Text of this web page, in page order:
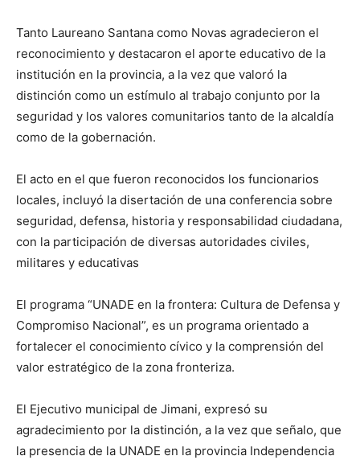
Tanto Laureano Santana como Novas agradecieron el
reconocimiento y destacaron el aporte educativo de la
institución en la provincia, a la vez que valoró la
distinción como un estímulo al trabajo conjunto por la
seguridad y los valores comunitarios tanto de la alcaldía
como de la gobernación.
El acto en el que fueron reconocidos los funcionarios
locales, incluyó la disertación de una conferencia sobre
seguridad, defensa, historia y responsabilidad ciudadana,
con la participación de diversas autoridades civiles,
militares y educativas
El programa “UNADE en la frontera: Cultura de Defensa y
Compromiso Nacional”, es un programa orientado a
fortalecer el conocimiento cívico y la comprensión del
valor estratégico de la zona fronteriza.
El Ejecutivo municipal de Jimani, expresó su
agradecimiento por la distinción, a la vez que señalo, que
la presencia de la UNADE en la provincia Independencia